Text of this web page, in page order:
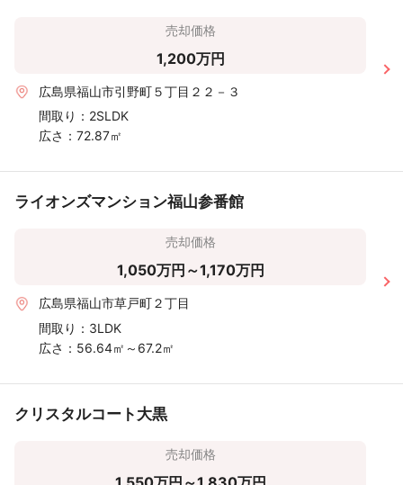
売却価格
1,200万円
広島県福山市引野町５丁目２２－３
間取り： 2SLDK
広さ： 72.87㎡
ライオンズマンション福山参番館
売却価格
1,050万円～1,170万円
広島県福山市草戸町２丁目
間取り： 3LDK
広さ： 56.64㎡～67.2㎡
クリスタルコート大黒
売却価格